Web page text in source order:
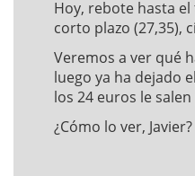
Hoy, rebote hasta
corto plazo (27,35),
Veremos a ver qué
luego ya ha dejado
los 24 euros le
¿Cómo lo ver, Javier?